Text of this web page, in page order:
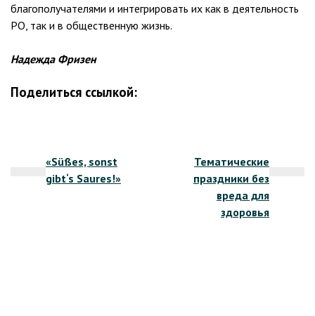
благополучателями и интегрировать их как в деятельность
РО, так и в общественную жизнь.
Надежда Фризен
Поделиться ссылкой:
«Süßes, sonst
gibt‘s Saures!»
Тематические
праздники без
вреда для
здоровья